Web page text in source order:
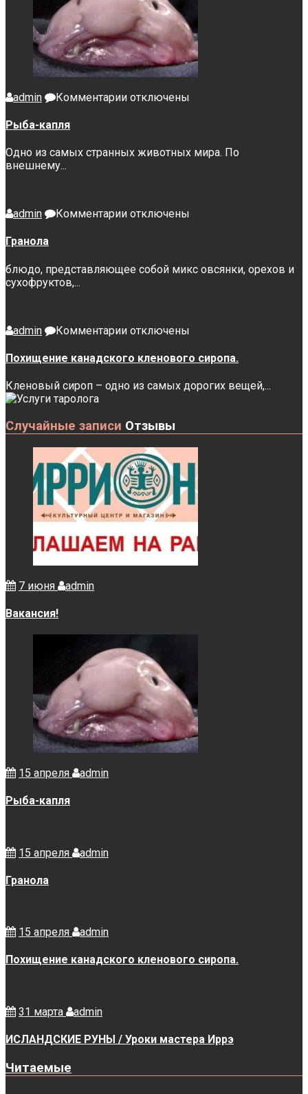
admin Комментариикотключены
Рыба-капля
Одно из самых странных животных мира. По
внешнему...
admin Комментариикотключены
Гранола
блюдо, представляющее собой микс овсянки, орехов и
сухофруктов,...
admin Комментариик
Похищение
кленового
отключены
Похищение канадского кленового сиропа.
Кленовый сироп – одно из самых дорогих вещей,...
Случайные записи Отзывы
7 июня admin
Вакансия!
15 апреля admin
Рыба-капля
15 апреля admin
Гранола
15 апреля admin
Похищение канадского кленового сиропа.
31 марта admin
ИСЛАНДСКИЕ РУНЫ / Уроки мастера Иррэ
Читаемые